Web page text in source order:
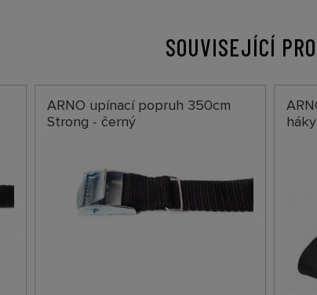
SOUVISEJÍCÍ
ARNO upínací popruh 350cm
Strong - černý